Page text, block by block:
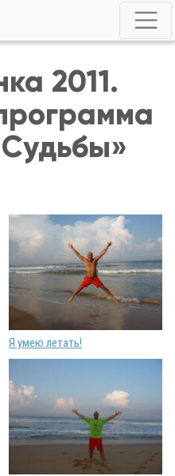
2011.
Я умею летать!